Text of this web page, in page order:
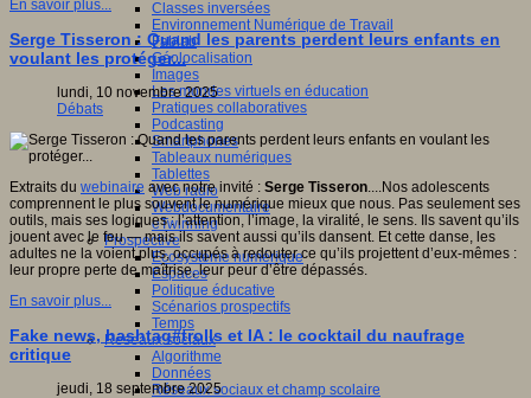
Classes inversées
Environnement Numérique de Travail
Fablab
Géolocalisation
Images
Les mondes virtuels en éducation
Pratiques collaboratives
Podcasting
Smartphones
Tableaux numériques
Tablettes
Web radio
Webdocumentaire
eTwinning
Prospective
Ecosystème numérique
Espaces
Politique éducative
Scénarios prospectifs
Temps
Réseaux sociaux
Algorithme
Données
Réseaux sociaux et champ scolaire
En savoir plus...
Serge Tisseron : Quand les parents perdent leurs enfants en
voulant les protéger...
lundi, 10 novembre 2025
Débats
Extraits du webinaire avec notre invité : Serge Tisseron....Nos adolescents
comprennent le plus souvent le numérique mieux que nous. Pas seulement ses
outils, mais ses logiques : l’attention, l’image, la viralité, le sens. Ils savent qu’ils
jouent avec le feu — mais ils savent aussi qu’ils dansent. Et cette danse, les
adultes ne la voient plus, occupés à redouter ce qu’ils projettent d’eux-mêmes :
leur propre perte de maîtrise, leur peur d’être dépassés.
En savoir plus...
Fake news, hashtag#trolls et IA : le cocktail du naufrage
critique
jeudi, 18 septembre 2025